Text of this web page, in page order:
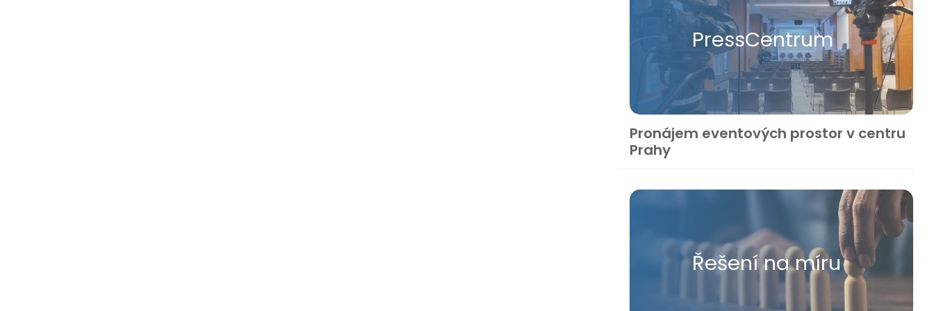
Press​Centrum
Pronájem eventových prostor v centru
Prahy
Řešení na míru